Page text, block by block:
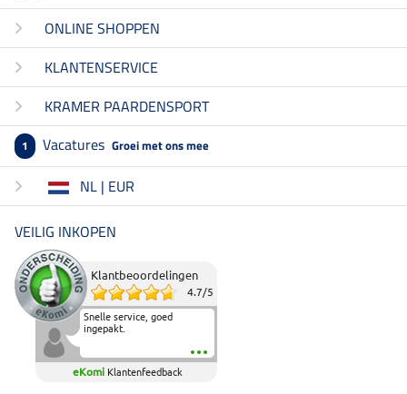
ONLINE SHOPPEN
KLANTENSERVICE
KRAMER PAARDENSPORT
1 Vacatures Groei met ons mee
NL | EUR
VEILIG INKOPEN
Klantbeoordelingen
4.7/5
Snelle service, goed
ingepakt.
eKomi Klantenfeedback